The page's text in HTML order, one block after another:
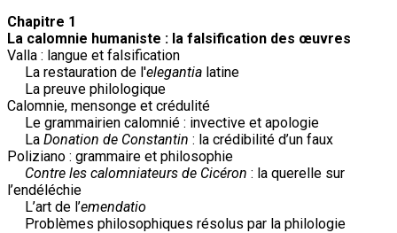
Chapitre 1
La calomnie humaniste : la falsification des œuvres
Valla : langue et falsification
La restauration de l'elegantia latine
La preuve philologique
Calomnie, mensonge et crédulité
Le grammairien calomnié : invective et apologie
La Donation de Constantin : la crédibilité d’un faux
Poliziano : grammaire et philosophie
Contre les calomniateurs de Cicéron : la querelle sur
l’endéléchie
L’art de l’emendatio
Problèmes philosophiques résolus par la philologie